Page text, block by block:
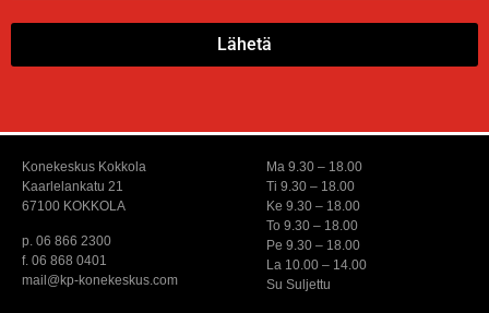
Lähetä
Konekeskus Kokkola
Kaarlelankatu 21
67100 KOKKOLA
p. 06 866 2300
f. 06 868 0401
mail@kp-konekeskus.com
Ma 9.30 – 18.00
Ti 9.30 – 18.00
Ke 9.30 – 18.00
To 9.30 – 18.00
Pe 9.30 – 18.00
La 10.00 – 14.00
Su Suljettu